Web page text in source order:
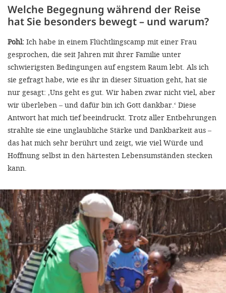
Welche Begegnung während der Reise
hat Sie besonders bewegt – und warum?
Pohl: Ich habe in einem Flüchtlingscamp mit einer Frau
gesprochen, die seit Jahren mit ihrer Familie unter
schwierigsten Bedingungen auf engstem Raum lebt. Als ich
sie gefragt habe, wie es ihr in dieser Situation geht, hat sie
nur gesagt: ‚Uns geht es gut. Wir haben zwar nicht viel, aber
wir überleben – und dafür bin ich Gott dankbar.‘ Diese
Antwort hat mich tief beeindruckt. Trotz aller Entbehrungen
strahlte sie eine unglaubliche Stärke und Dankbarkeit aus –
das hat mich sehr berührt und zeigt, wie viel Würde und
Hoffnung selbst in den härtesten Lebensumständen stecken
kann.